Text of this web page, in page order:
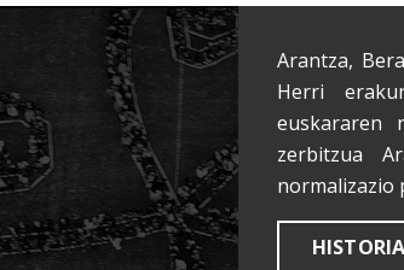
Arantza,
Herri
euskararen
zerbitzua
normalizazio
HISTORIA